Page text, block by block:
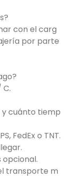
con el carg
por parte
C.
y cuánto tiemp
FedEx o TNT.
transporte m